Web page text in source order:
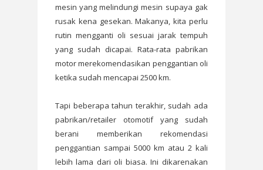
mesin yang melindungi mesin supaya gak
rusak kena gesekan. Makanya, kita perlu
rutin mengganti oli sesuai jarak tempuh
yang sudah dicapai. Rata-rata pabrikan
motor merekomendasikan penggantian oli
ketika sudah mencapai 2500 km.
Tapi beberapa tahun terakhir, sudah ada
pabrikan/retailer otomotif yang sudah
berani memberikan rekomendasi
penggantian sampai 5000 km atau 2 kali
lebih lama dari oli biasa. Ini dikarenakan